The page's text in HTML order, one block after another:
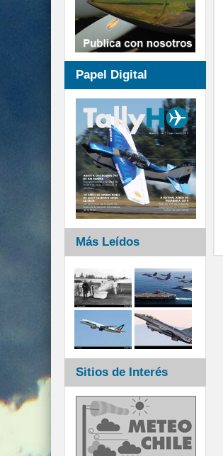
Papel Digital
Más Leídos
Sitios de Interés